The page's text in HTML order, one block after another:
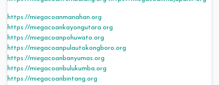
https://miegacoanmanahan.org
https://miegacoankayongutara.org
https://miegacoanpohuwato.org
https://miegacoanpulautokongboro.org
https://miegacoanbanyumas.org
https://miegacoanbulukumba.org
https://miegacoanbintang.org